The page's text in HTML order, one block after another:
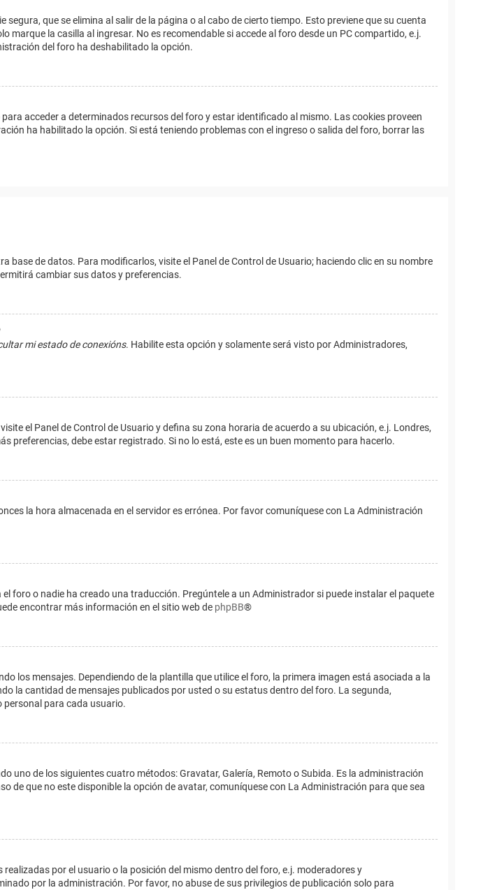
que se elimina al salir de la página o al cabo de cierto tiempo. Esto previene que su cuenta
la casilla al ingresar. No es recomendable si accede al foro desde un PC compartido, e.j.
del foro ha deshabilitado la opción.
acceder a determinados recursos del foro y estar identificado al mismo. Las cookies proveen
ha habilitado la opción. Si está teniendo problemas con el ingreso o salida del foro, borrar las
de datos. Para modificarlos, visite el Panel de Control de Usuario; haciendo clic en su nombre
cambiar sus datos y preferencias.
mi estado de conexións. Habilite esta opción y solamente será visto por Administradores,
el Panel de Control de Usuario y defina su zona horaria de acuerdo a su ubicación, e.j. Londres,
preferencias, debe estar registrado. Si no lo está, este es un buen momento para hacerlo.
la hora almacenada en el servidor es errónea. Por favor comuníquese con La Administración
foro o nadie ha creado una traducción. Pregúntele a un Administrador si puede instalar el paquete
encontrar más información en el sitio web de phpBB®
los mensajes. Dependiendo de la plantilla que utilice el foro, la primera imagen está asociada a la
la cantidad de mensajes publicados por usted o su estatus dentro del foro. La segunda,
personal para cada usuario.
uno de los siguientes cuatro métodos: Gravatar, Galería, Remoto o Subida. Es la administración
de que no este disponible la opción de avatar, comuníquese con La Administración para que sea
por el usuario o la posición del mismo dentro del foro, e.j. moderadores y
por la administración. Por favor, no abuse de sus privilegios de publicación solo para